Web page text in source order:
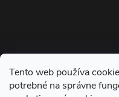
Tento web používa
potrebné na správne
e